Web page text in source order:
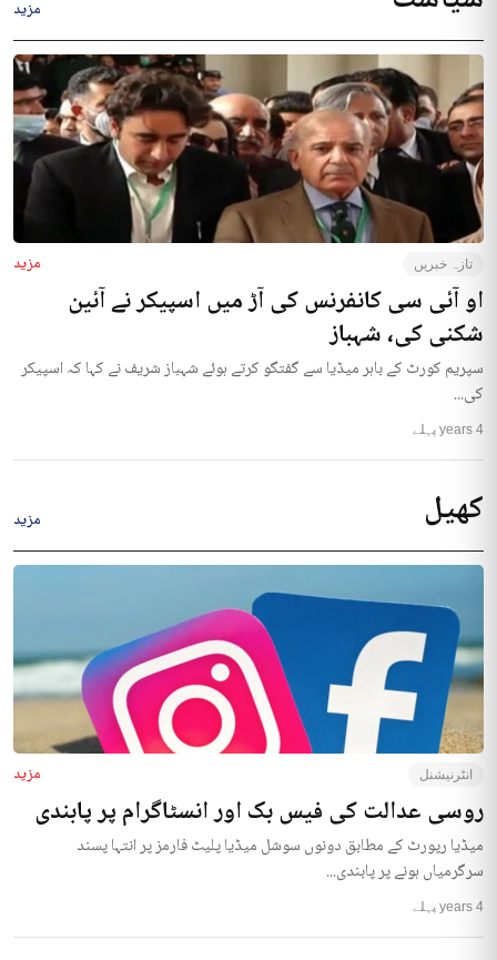
مزید
تازہ خبریں مزید
او آئی سی کانفرنس کی آڑ میں اسپیکر نے آئین
شکنی کی، شہباز
سپریم کورٹ کے باہر میڈیا سے گفتگو کرتے ہوئے شہباز شریف نے کہا کہ اسپیکر
کی...
4 years پہلے
کھیل مزید
انٹرنیشنل مزید
روسی عدالت کی فیس بک اور انسٹاگرام پر پابندی
میڈیا رپورٹ کے مطابق دونوں سوشل میڈیا پلیٹ فارمز پر انتہا پسند
سرگرمیاں ہونے پر پابندی...
4 years پہلے